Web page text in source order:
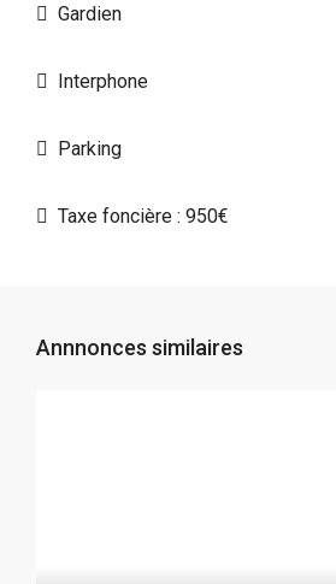
Gardien
Interphone
Parking
Taxe foncière : 950€
Annnonces similaires